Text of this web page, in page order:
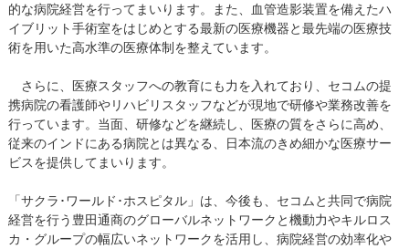
的な病院経営を行ってまいります。また、血管造影装置を備えたハ
イブリット手術室をはじめとする最新の医療機器と最先端の医療技
術を用いた高水準の医療体制を整えています。
さらに、医療スタッフへの教育にも力を入れており、セコムの提
携病院の看護師やリハビリスタッフなどが現地で研修や業務改善を
行っています。当面、研修などを継続し、医療の質をさらに高め、
従来のインドにある病院とは異なる、日本流のきめ細かな医療サー
ビスを提供してまいります。
「サクラ･ワールド･ホスピタル」は、今後も、セコムと共同で病院
経営を行う豊田通商のグローバルネットワークと機動力やキルロス
カ・グループの幅広いネットワークを活用し、病院経営の効率化や